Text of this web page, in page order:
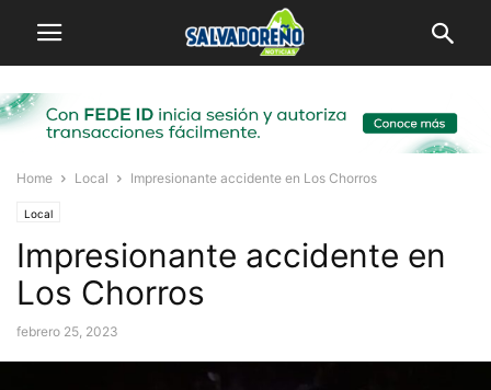
Home Local Impresionante accidente en Los Chorros
Local
Impresionante accidente en
Los Chorros
febrero 25, 2023